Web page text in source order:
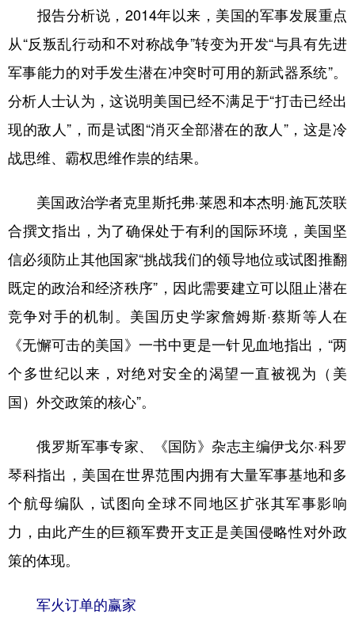
报告分析说，2014年以来，美国的军事发展重点
从“反叛乱行动和不对称战争”转变为开发“与具有先进
军事能力的对手发生潜在冲突时可用的新武器系统”。
分析人士认为，这说明美国已经不满足于“打击已经出
现的敌人”，而是试图“消灭全部潜在的敌人”，这是冷
战思维、霸权思维作祟的结果。
美国政治学者克里斯托弗·莱恩和本杰明·施瓦茨联
合撰文指出，为了确保处于有利的国际环境，美国坚
信必须防止其他国家“挑战我们的领导地位或试图推翻
既定的政治和经济秩序”，因此需要建立可以阻止潜在
竞争对手的机制。美国历史学家詹姆斯·蔡斯等人在
《无懈可击的美国》一书中更是一针见血地指出，“两
个多世纪以来，对绝对安全的渴望一直被视为（美
国）外交政策的核心”。
俄罗斯军事专家、《国防》杂志主编伊戈尔·科罗
琴科指出，美国在世界范围内拥有大量军事基地和多
个航母编队，试图向全球不同地区扩张其军事影响
力，由此产生的巨额军费开支正是美国侵略性对外政
策的体现。
军火订单的赢家